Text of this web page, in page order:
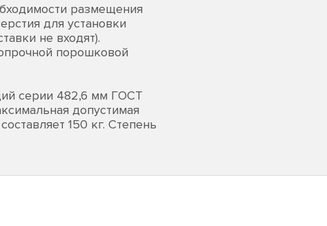
размещения
для установки
не входят).
порошковой
серии 482,6 мм ГОСТ
допустимая
150 кг. Степень